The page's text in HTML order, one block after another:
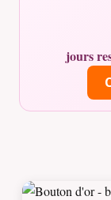
jours